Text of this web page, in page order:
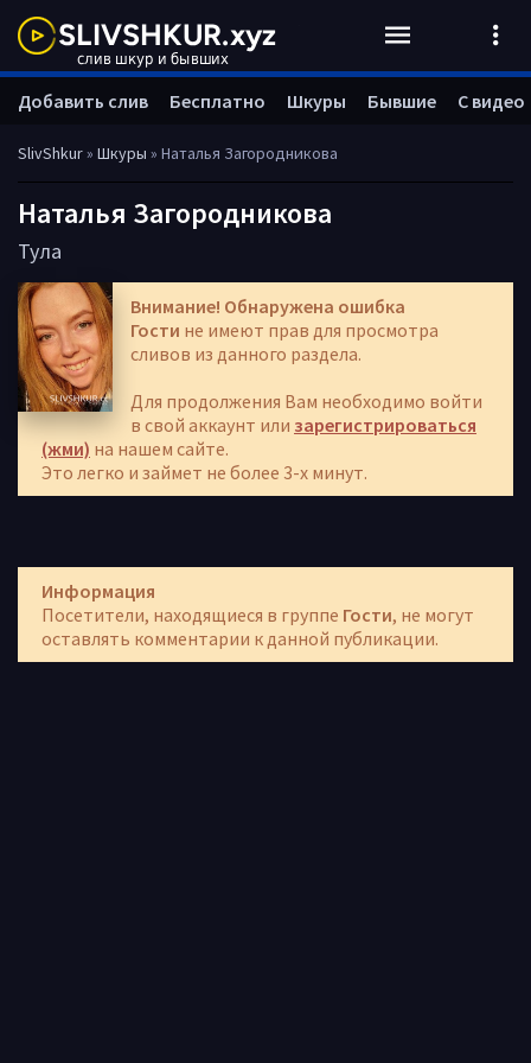
SlivShkur» Шкуры » Наталья Загородникова
Наталья Загородникова
Тула
Внимание! Обнаружена ошибка
Гости не имеют прав для просмотра
сливов из данного раздела.
Для продолжения Вам необходимо войти
в свой аккаунт или зарегистрироваться
(жми) на нашем сайте.
Это легко и займет не более 3-х минут.
Информация
Посетители, находящиеся в группе Гости, не могут
оставлять комментарии к данной публикации.
Добавить слив Бесплатно Шкуры Бывшие С видео